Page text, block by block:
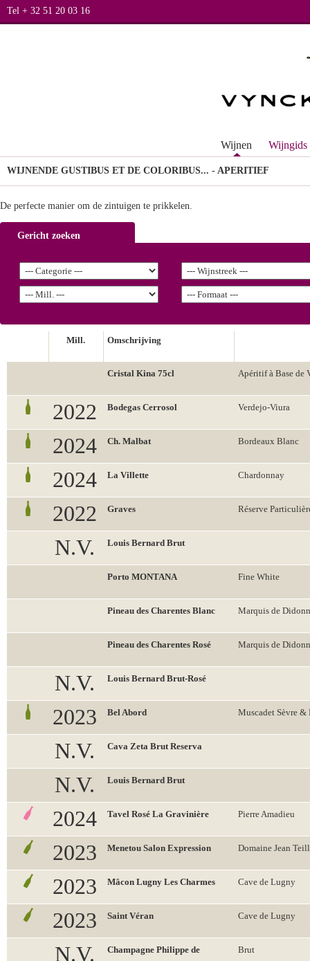
Tel + 32 51 20 03 16
Wijnen Wijngids
WIJNENDE GUSTIBUS ET DE COLORIBUS... - APERITIEF
De perfecte manier om de zintuigen te prikkelen.
Gericht zoeken
Mill. Omschrijving
Cristal Kina 75cl Apéritif à Base de
2022 Bodegas Cerrosol Verdejo-Viura
2024 Ch. Malbat Bordeaux Blanc
2024 La Villette Chardonnay
2022 Graves Réserve
N.V. Louis Bernard Brut
Porto MONTANA Fine White
Pineau des Charentes Blanc Marquis de
Pineau des Charentes Rosé Marquis de
N.V. Louis Bernard Brut-Rosé
2023 Bel Abord Muscadet Sèvre &
N.V. Cava Zeta Brut Reserva
N.V. Louis Bernard Brut
2024 Tavel Rosé La Gravinière Pierre Amadieu
2023 Menetou Salon Expression Domaine Jean
2023 Mâcon Lugny Les Charmes Cave de Lugny
2023 Saint Véran Cave de Lugny
N.V. Champagne Philippe de Brut